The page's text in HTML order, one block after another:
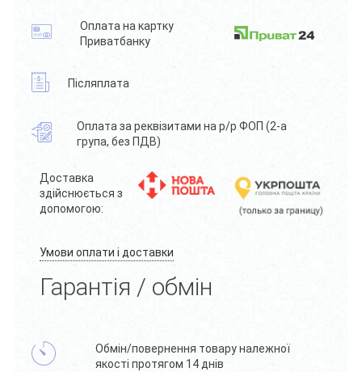
Оплата на картку
Приватбанку
Післяплата
Оплата за реквізитами на р/р ФОП (2-а
група, без ПДВ)
Доставка
здійснюється з
допомогою:
Умови оплати і доставки
Гарантія / обмін
Обмін/повернення товару належної
якості протягом 14 днів